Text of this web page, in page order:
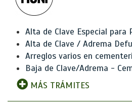
Alta de Clave Especial para
Alta de Clave / Adrema
Arreglos varios en
Baja de Clave/Adrema -
MÁS TRÁMITES